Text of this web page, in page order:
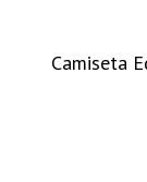
Camiseta